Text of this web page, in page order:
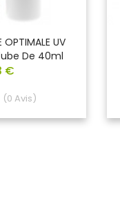
OPTIMALE UV
De 40ml
€
(0 Avis)